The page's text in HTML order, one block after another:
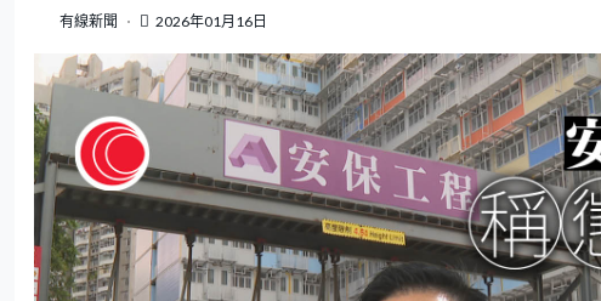
有線新聞 2026年01月16日